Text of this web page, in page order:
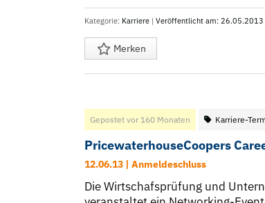
Kategorie: Karriere | Veröffentlicht am: 26.05.2013
Merken
Gepostet vor 160 Monaten Karriere-
PricewaterhouseCoopers
12.06.13 | Anmeldeschluss
Die Wirtschafsprüfung und